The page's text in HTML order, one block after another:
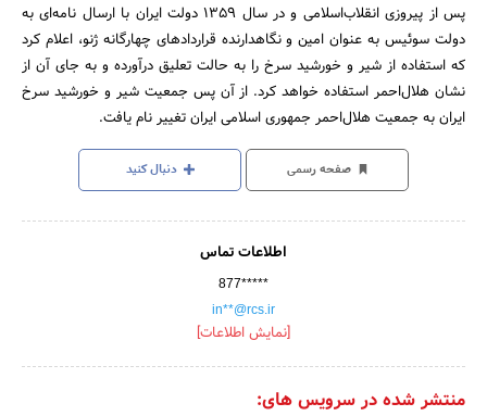
پس از پیروزی انقلاب‌‌اسلامی و در سال 1359 دولت ایران با ارسال نامه‌ای به
دولت سوئیس به عنوان امین و نگاهدارنده قراردادهای چهارگانه ژنو، اعلام کرد
که استفاده از شیر و خورشید سرخ را به حالت تعلیق درآورده و به جای آن از
نشان هلال‌احمر استفاده خواهد کرد. از آن پس جمعیت شیر و خورشید سرخ
ایران به جمعیت هلال‌احمر جمهوری اسلامی ایران تغییر نام یافت.
صفحه رسمی دنبال کنید
اطلاعات تماس
877*****
in**@rcs.ir
[نمایش اطلاعات]
منتشر شده در سرویس های: